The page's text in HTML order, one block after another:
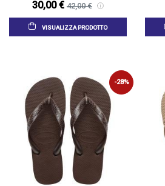
30,00 € 42,00 €
VISUALIZZA PRODOTTO
-28%